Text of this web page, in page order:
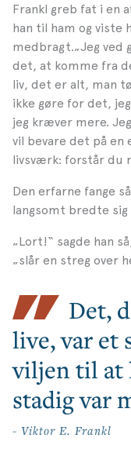
Frankl greb fat i en
han til ham og viste
medbragt.„Jeg ved
det, at komme fra
liv, det er alt, man
ikke gøre for det,
jeg kræver mere.
vil bevare det på en
livsværk: forstår du
Den erfarne fange
langsomt bredte sig
„Lort!“ sagde han
„slår en streg over
Det,
live, var
viljen til at
stadig var
- Viktor E. Frankl